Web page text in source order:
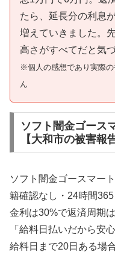
たら、延長分の利息
増えていきました。
高さがすべてだと気
※個人の感想であり実際
ん
ソフト闇金ゴース
【大和市の被害報
ソフト闇金ゴースマー
籍確認なし・24時間
金利は30%で返済周期
「給料日払いだから安
給料日まで20日ある場